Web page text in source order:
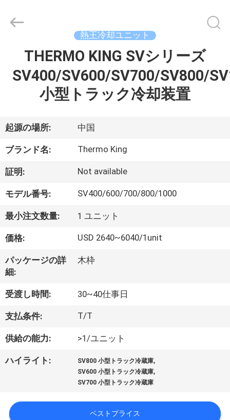
へ
品
わ
た
し
た
に
つ
い
て
工
ツ
2026
Rights
Reserved.
熱王冷却ユニット
THERMO KING SVシリーズ
SV400/SV600/SV700/SV800/
小型トラック冷却装置
起源の場所: 中国
ブランド名: Thermo King
証明: Not available
モデル番号: SV400/600/700/800/1000
最小注文数量: 1 ユニット
価格: USD 2640~6040/1unit
パッケージの詳
細:
木枠
受渡し時間: 30~40仕事日
支払条件: T/T
供給の能力: >1/ユニット
ハイライト: SV800 小型トラック冷蔵庫,
SV600 小型トラック冷蔵庫,
SV700 小型トラック冷蔵庫
ベストプライス